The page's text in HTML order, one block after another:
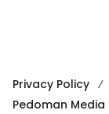
Privacy Policy
Pedoman Media